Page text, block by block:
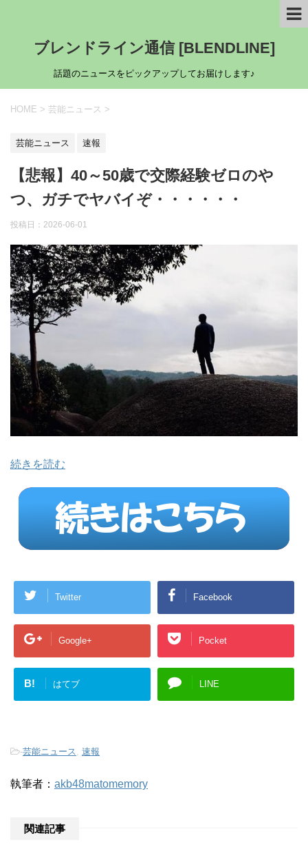
ブレンドライン通信 [BLENDLINE]
話題のニュースをピックアップしてお届けします♪
HOME > 芸能ニュース >
芸能ニュース 速報
【悲報】40～50歳で交際経験ゼロのや
つ、ガチでヤバイぞ・・・・・・
投稿日： 2026-06-01
続きを読む
Twitter Facebook
Google+ Pocket
B! はてブ LINE
-芸能ニュース 速報
執筆者： akb48matomemory
関連記事